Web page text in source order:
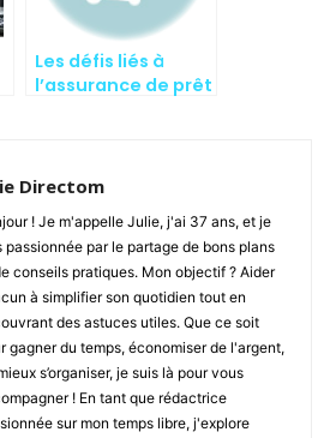
Les défis liés à
l’assurance de prêt
Directom
! Je m'appelle Julie, j'ai 37 ans, et je
passionnée par le partage de bons plans
conseils pratiques. Mon objectif ? Aider
à simplifier son quotidien tout en
des astuces utiles. Que ce soit
gagner du temps, économiser de l'argent,
s’organiser, je suis là pour vous
! En tant que rédactrice
sur mon temps libre, j'explore